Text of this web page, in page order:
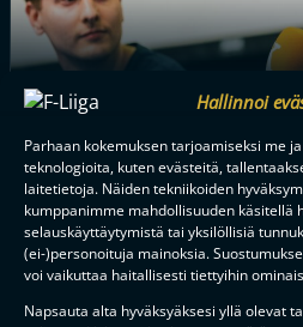
Hallinnoi
Parhaan kokemuksen tarjoamiseksi me
teknologioita, kuten evästeitä,
laitetietoja. Näiden tekniikoiden
kumppanimme mahdollisuuden käsitellä
selauskäyttäytymistä tai yksilöllisiä
(ei-)personoituja mainoksia.
voi vaikuttaa haitallisesti tiettyihin
Napsauta alta hyväksyäksesi yllä olevat
KESÄN MUUTTOHAUKAT:
MAAILMANMESTARINKIN OULUUN
Tilaa uutiskirje